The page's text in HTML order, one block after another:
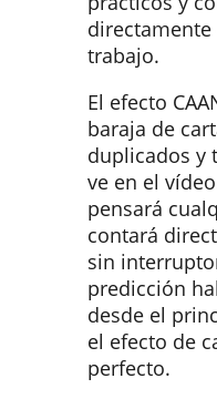
trabajo.
El efecto
baraja de
duplicados y
ve en el
pensará
contará
sin
predicción
desde el
el efecto de
perfecto.